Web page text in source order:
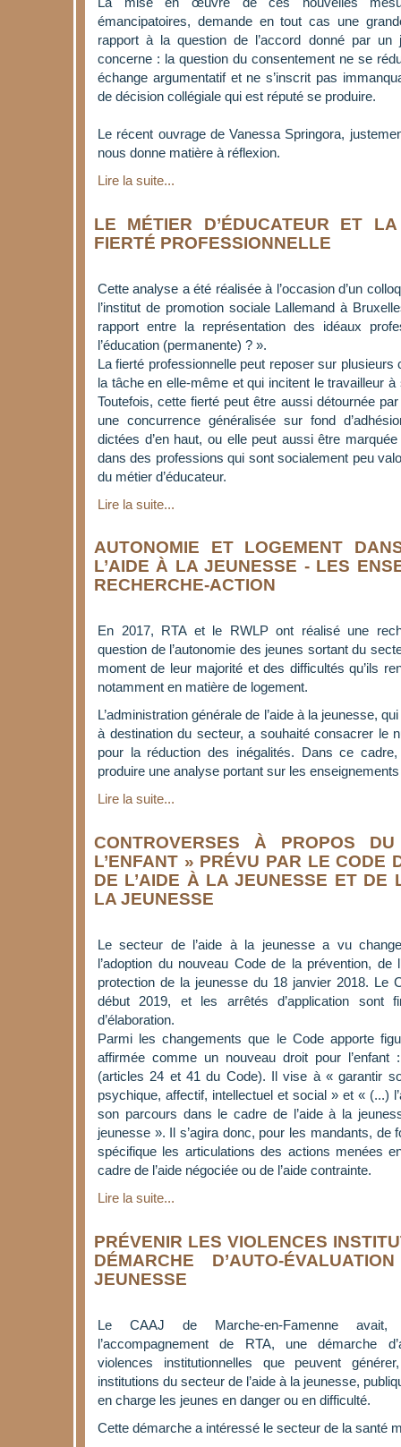
émancipatoires, demande en tout cas une
rapport à la question de l’accord donné par
concerne : la question du consentement ne se
échange argumentatif et ne s’inscrit pas
de décision collégiale qui est réputé se produire.
Le récent ouvrage de Vanessa Springora,
nous donne matière à réflexion.
Lire la suite...
LE MÉTIER D’ÉDUCATEUR ET
FIERTÉ PROFESSIONNELLE
Cette analyse a été réalisée à l’occasion d’un
l’institut de promotion sociale Lallemand à
rapport entre la représentation des idéaux
l’éducation (permanente) ? ».
La fierté professionnelle peut reposer sur
la tâche en elle-même et qui incitent le travailleur
Toutefois, cette fierté peut être aussi détournée
une concurrence généralisée sur fond
dictées d’en haut, ou elle peut aussi être
dans des professions qui sont socialement peu
du métier d’éducateur.
Lire la suite...
AUTONOMIE ET LOGEMENT
L’AIDE À LA JEUNESSE - LES
RECHERCHE-ACTION
En 2017, RTA et le RWLP ont réalisé une
question de l’autonomie des jeunes sortant du
moment de leur majorité et des difficultés qu’ils
notamment en matière de logement.
L’administration générale de l’aide à la jeunesse,
à destination du secteur, a souhaité consacrer le
pour la réduction des inégalités. Dans ce
produire une analyse portant sur les
Lire la suite...
CONTROVERSES À PROPOS
L’ENFANT » PRÉVU PAR LE CODE
DE L’AIDE À LA JEUNESSE ET DE
LA JEUNESSE
Le secteur de l’aide à la jeunesse a vu
l’adoption du nouveau Code de la prévention,
protection de la jeunesse du 18 janvier 2018. Le
début 2019, et les arrêtés d’application sont
d’élaboration.
Parmi les changements que le Code apporte
affirmée comme un nouveau droit pour l’enfant
(articles 24 et 41 du Code). Il vise à « garantir
psychique, affectif, intellectuel et social » et « (...)
son parcours dans le cadre de l’aide à la
jeunesse ». Il s’agira donc, pour les mandants, de
spécifique les articulations des actions menées
cadre de l’aide négociée ou de l’aide contrainte.
Lire la suite...
PRÉVENIR LES VIOLENCES
DÉMARCHE D’AUTO-
JEUNESSE
Le CAAJ de Marche-en-Famenne
l’accompagnement de RTA, une démarche
violences institutionnelles que peuvent
institutions du secteur de l’aide à la jeunesse,
en charge les jeunes en danger ou en difficulté.
Cette démarche a intéressé le secteur de la santé